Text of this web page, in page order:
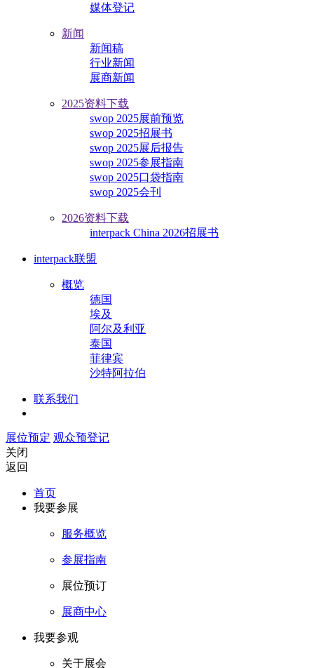
媒体登记
新闻
新闻稿
行业新闻
展商新闻
2025资料下载
swop 2025展前预览
swop 2025招展书
swop 2025展后报告
swop 2025参展指南
swop 2025口袋指南
swop 2025会刊
2026资料下载
interpack China 2026招展书
interpack联盟
概览
德国
埃及
阿尔及利亚
泰国
菲律宾
沙特阿拉伯
联系我们
展位预定 观众预登记
关闭
返回
首页
我要参展
服务概览
参展指南
展位预订
展商中心
我要参观
关于展会